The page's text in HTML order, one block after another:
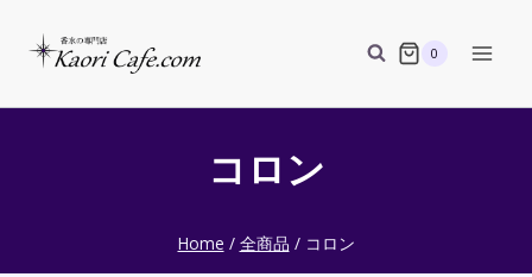
0
コロン
Home / 全商品 / コロン